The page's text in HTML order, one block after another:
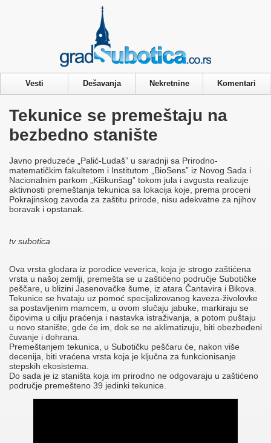
Vesti Dešavanja Nekretnine Komentari
Tekunice se premeštaju na
bezbedno stanište
Javno preduzeće „Palić-Ludaš” u saradnji sa Prirodno-
matematičkim fakultetom i Institutom „BioSens” iz Novog Sada i
Nacionalnim parkom „Kiškunšag” tokom jula i avgusta realizuje
aktivnosti premeštanja tekunica sa lokacija koje, prema proceni
Pokrajinskog zavoda za zaštitu prirode, nisu adekvatne za njihov
boravak i opstanak.
tv subotica
Ova vrsta glodara iz porodice veverica, koja je strogo zaštićena
vrsta u našoj zemlji, premešta se u zaštićeno područje Subotičke
peščare, u blizini Jasenovačke šume, iz atara Čantavira i Bikova.
Tekunice se hvataju uz pomoć specijalizovanog kaveza-živolovke
sa postavljenim mamcem, u ovom slučaju jabuke, markiraju se
čipovima u cilju praćenja i nastavka istraživanja, a potom puštaju
u novo stanište, gde će im, dok se ne aklimatizuju, biti obezbeđeni
čuvanje i dohrana.
Premeštanjem tekunica, u Subotičku peščaru će, nakon više
decenija, biti vraćena vrsta koja je ključna za funkcionisanje
stepskih ekosistema.
Do sada je iz staništa koja im prirodno ne odgovaraju u zaštićeno
područje premešteno 39 jedinki tekunice.
Privacy & Cookies Policy